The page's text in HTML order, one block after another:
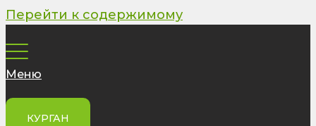
Перейти к содержимому
Меню
КУРГАН